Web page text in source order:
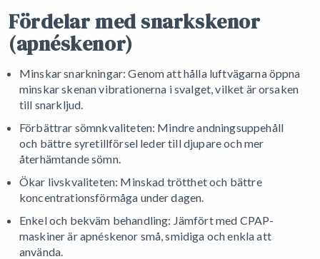
Fördelar med snarkskenor
(apnéskenor)
Minskar snarkningar: Genom att hålla luftvägarna öppna
minskar skenan vibrationerna i svalget, vilket är orsaken
till snarkljud.
Förbättrar sömnkvaliteten: Mindre andningsuppehåll
och bättre syretillförsel leder till djupare och mer
återhämtande sömn.
Ökar livskvaliteten: Minskad trötthet och bättre
koncentrationsförmåga under dagen.
Enkel och bekväm behandling: Jämfört med CPAP-
maskiner är apnéskenor små, smidiga och enkla att
använda.